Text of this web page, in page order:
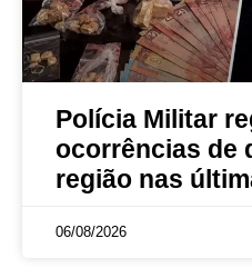
Polícia Militar
ocorrências de
região nas
06/08/2026